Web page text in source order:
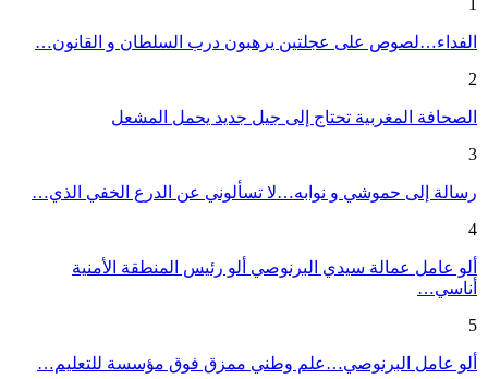
الفداء…لصوص على عجلتين يرهبون درب السلطان و القانون…
2
الصحافة المغربية تحتاج إلى جيل جديد يحمل المشعل
3
رسالة إلى حموشي و نوابه…لا تسألوني عن الدرع الخفي الذي…
4
ألو عامل عمالة سيدي البرنوصي ألو رئيس المنطقة الأمنية
أناسي…
5
ألو عامل البرنوصي…علم وطني ممزق فوق مؤسسة للتعليم…